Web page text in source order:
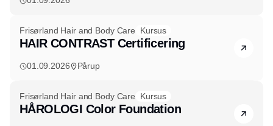
Frisørland Hair and Body Care Kursus
HAIR CONTRAST Certificering
01.09.2026 Pårup
Frisørland Hair and Body Care Kursus
HÅROLOGI Color Foundation